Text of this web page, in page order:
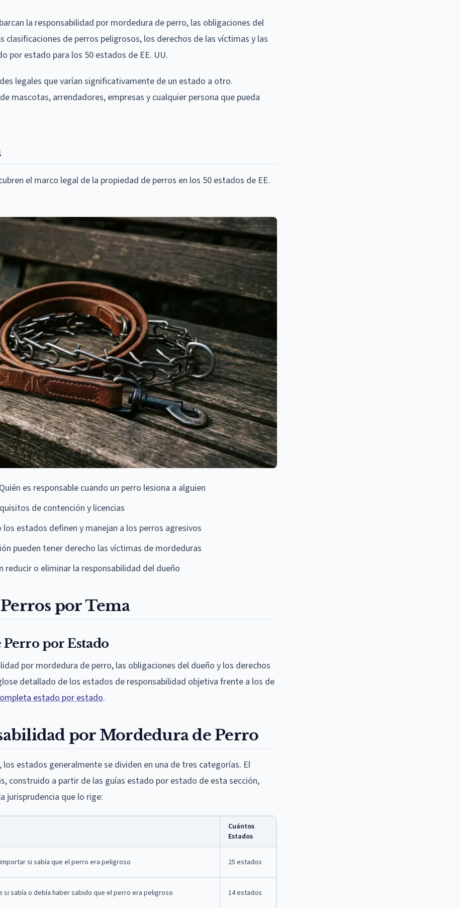
la responsabilidad por mordedura de perro, las obligaciones del
de perros peligrosos, los derechos de las víctimas y las
por estado para los 50 estados de EE. UU.
legales que varían significativamente de un estado a otro.
mascotas, arrendadores, empresas y cualquier persona que pueda
el marco legal de la propiedad de perros en los 50 estados de EE.
Quién es responsable cuando un perro lesiona a alguien
de contención y licencias
los estados definen y manejan a los perros agresivos
pueden tener derecho las víctimas de mordeduras
reducir o eliminar la responsabilidad del dueño
por Tema
Perro por Estado
por mordedura de perro, las obligaciones del dueño y los derechos
detallado de los estados de responsabilidad objetiva frente a los de
estado por estado.
por Mordedura de Perro
estados generalmente se dividen en una de tres categorías. El
construido a partir de las guías estado por estado de esta sección,
jurisprudencia que lo rige:
Cuántos
Estados
si sabía que el perro era peligroso 25 estados
si sabía o debía haber sabido que el perro era peligroso 14 estados